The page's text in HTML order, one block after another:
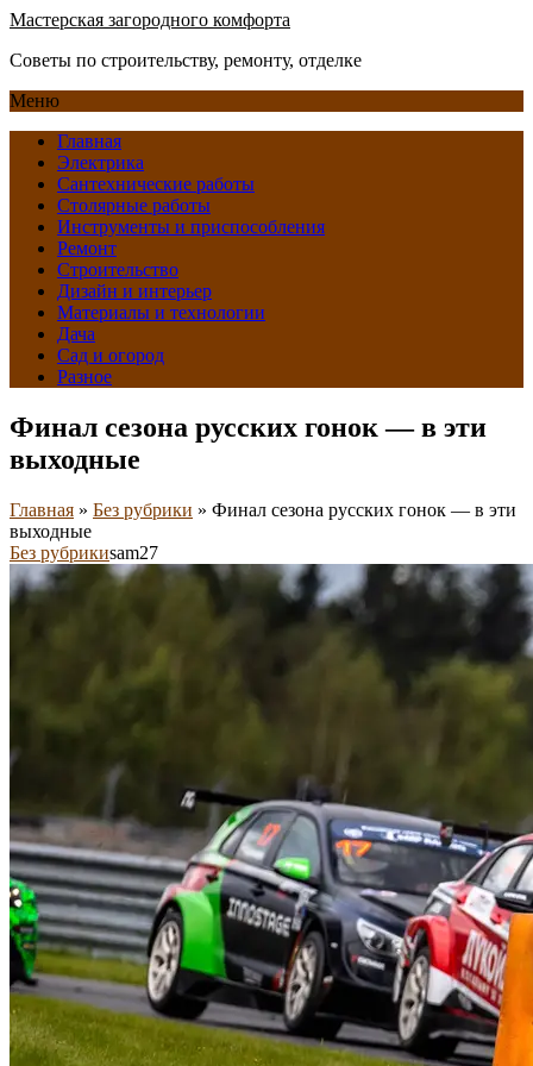
Мастерская загородного комфорта
Советы по строительству, ремонту, отделке
Меню
Главная
Электрика
Сантехнические работы
Столярные работы
Инструменты и приспособления
Ремонт
Строительство
Дизайн и интерьер
Материалы и технологии
Дача
Сад и огород
Разное
Финал сезона русских гонок — в эти
выходные
Главная » Без рубрики » Финал сезона русских гонок — в эти
выходные
Без рубрикиsam27